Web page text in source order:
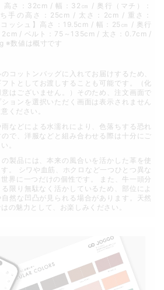
高さ：32cm / 幅：32㎝ / 奥行（マチ）：
手の高さ：25cm / 太さ：2cm / 重さ：
ッシュ】高さ：19.5cm / 幅：25㎝ / 奥行
2cm / ベルト：75～135cm / 太さ：0.7cm /
※数値は概寸です
コットンバッグに入れてお届けするため、
フトとしてお渡しすることも可能です。（化
意はございません。）そのため、注文画面で
ョンを選択いただく画面は表示されません
ください。
雨などによる水濡れにより、色落ちする恐れ
ので、洋服などと組み合わせる際は十分にご
。
の製品には、本来の風合いを活かした革を使
す。 シワや血筋、ホクロなど一つひとつ異な
世界に一つだけの個性です。 また、牛一頭分
限り無駄なく活かしているため、部位によ
自然な凹凸が見られる場合があります。天然
の魅力として、お楽しみください。